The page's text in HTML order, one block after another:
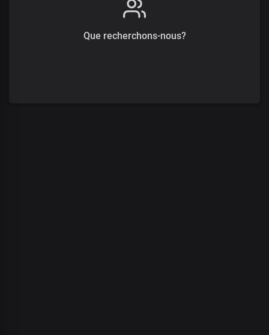
Que recherchons-nous?